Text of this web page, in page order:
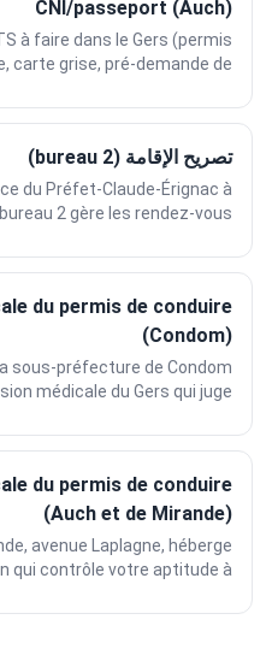
CNI/passeport (Auch)
à faire dans le Gers (permis
carte grise, pré-demande de...
تصريح الإقامة (bureau 2)
du Préfet-Claude-Érignac à
2 gère les rendez-vous...
du permis de conduire
(Condom)
sous-préfecture de Condom
médicale du Gers qui juge...
du permis de conduire
(Auch et de Mirande)
avenue Laplagne, héberge
qui contrôle votre aptitude à...